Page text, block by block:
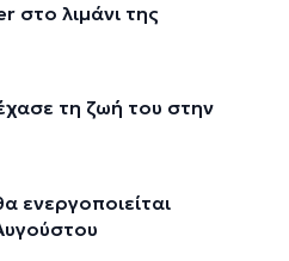
στο λιμάνι της
τη ζωή του στην
ενεργοποιείται